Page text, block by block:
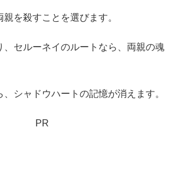
を殺すことを選びます。
、セルーネイのルートなら、両親の魂
シャドウハートの記憶が消えます。
PR